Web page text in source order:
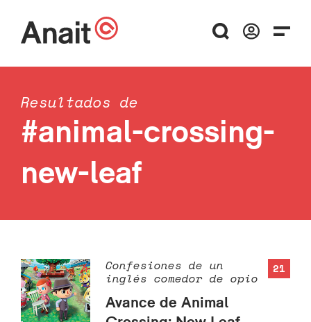
Resultados de
#animal-crossing-
new-leaf
21
Confesiones de un
inglés comedor de opio
Avance de Animal